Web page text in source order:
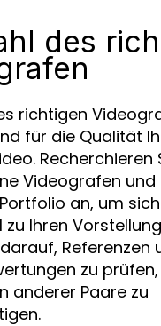
des
richtigen
für die Qualität
Recherchieren
Videografen und
an, um
zu Ihren
Referenzen
zu
anderer Paare zu